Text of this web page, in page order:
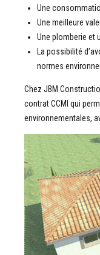
Une
Une meilleure
Une plomberie et
La possibilité
normes
Chez JBM
contrat CCMI qui
environnementales,